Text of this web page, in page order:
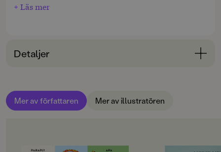
+ Läs mer
Detaljer
ÅLDERSGRUPP
9-12
Mer av författaren Mer av illustratören
OM BOKEN OM BOKEN